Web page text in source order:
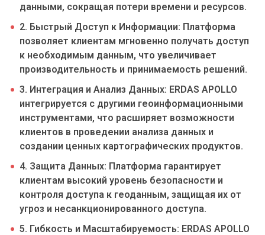
данными, сокращая потери времени и ресурсов.
2. Быстрый Доступ к Информации: Платформа
позволяет клиентам мгновенно получать доступ
к необходимым данным, что увеличивает
производительность и принимаемость решений.
3. Интеграция и Анализ Данных: ERDAS APOLLO
интегрируется с другими геоинформационными
инструментами, что расширяет возможности
клиентов в проведении анализа данных и
создании ценных картографических продуктов.
4. Защита Данных: Платформа гарантирует
клиентам высокий уровень безопасности и
контроля доступа к геоданным, защищая их от
угроз и несанкционированного доступа.
5. Гибкость и Масштабируемость: ERDAS APOLLO